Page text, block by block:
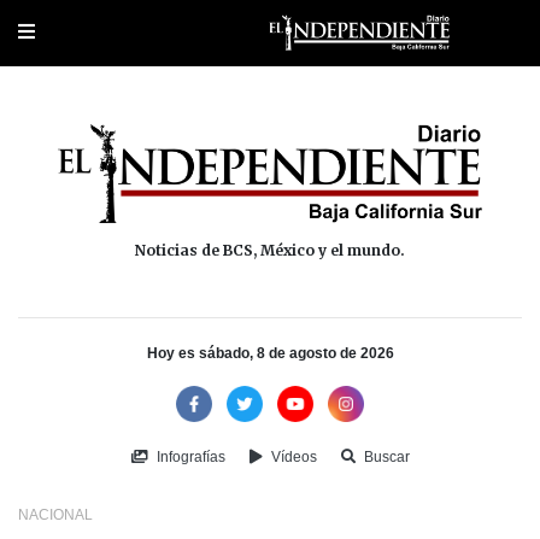
Portada Policiaca Deportes Cultura
Noticias de BCS, México y el mundo.
Hoy es sábado, 8 de agosto de 2026
Infografías Vídeos Buscar
NACIONAL